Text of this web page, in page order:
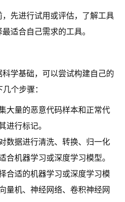
先进行试用或评估，了解工具
适合自己需求的工具。
学基础，可以尝试构建自己的
个步骤：
大量的恶意代码样本和正常代
进行标记。
数据进行清洗、转换、归一化
合机器学习或深度学习模型。
合适的机器学习或深度学习模
量机、神经网络、卷积神经网